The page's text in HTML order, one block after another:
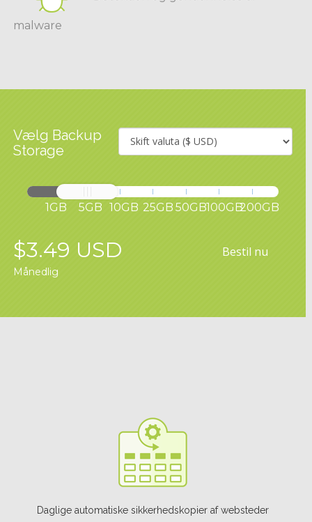
malware
Vælg Backup
Storage
1GB 5GB 10GB 25GB 50GB100GB200GB
$3.49 USD
Månedlig
Bestil nu
Daglige automatiske sikkerhedskopier af websteder